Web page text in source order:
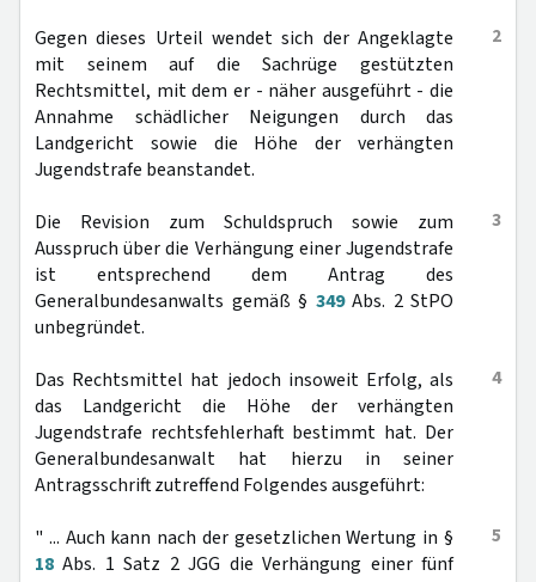
2
Gegen dieses Urteil wendet sich der Angeklagte
mit seinem auf die Sachrüge gestützten
Rechtsmittel, mit dem er - näher ausgeführt - die
Annahme schädlicher Neigungen durch das
Landgericht sowie die Höhe der verhängten
Jugendstrafe beanstandet.
3
Die Revision zum Schuldspruch sowie zum
Ausspruch über die Verhängung einer Jugendstrafe
ist entsprechend dem Antrag des
Generalbundesanwalts gemäß § 349Abs. 2 StPO
unbegründet.
4
Das Rechtsmittel hat jedoch insoweit Erfolg, als
das Landgericht die Höhe der verhängten
Jugendstrafe rechtsfehlerhaft bestimmt hat. Der
Generalbundesanwalt hat hierzu in seiner
Antragsschrift zutreffend Folgendes ausgeführt:
5
" ... Auch kann nach der gesetzlichen Wertung in §
18 Abs. 1 Satz 2 JGG die Verhängung einer fünf